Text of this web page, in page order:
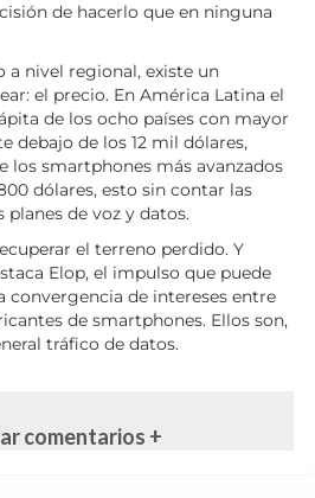
de hacerlo que en ninguna
a nivel regional, existe un
el precio. En América Latina el
de los ocho países con mayor
debajo de los 12 mil dólares,
los smartphones más avanzados
dólares, esto sin contar las
planes de voz y datos.
el terreno perdido. Y
Elop, el impulso que puede
convergencia de intereses entre
de smartphones. Ellos son,
tráfico de datos.
comentarios +